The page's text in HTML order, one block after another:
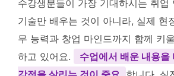
수강생분들이 가장 기대하시는 취업
기술만 배우는 것이 아니라, 실제 현
무 능력과 창업 마인드까지 함께 키
하고 있어요.
수업에서 배운 내용을